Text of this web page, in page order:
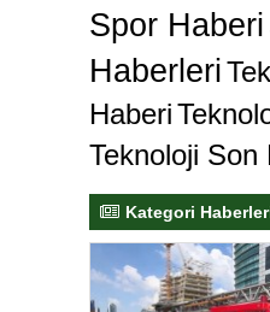
Spor Haberi
Haberleri
Haberi
Teknoloji Son
Kategori